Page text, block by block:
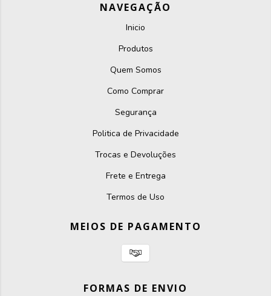
NAVEGAÇÃO
Inicio
Produtos
Quem Somos
Como Comprar
Segurança
Politica de Privacidade
Trocas e Devoluções
Frete e Entrega
Termos de Uso
MEIOS DE PAGAMENTO
FORMAS DE ENVIO